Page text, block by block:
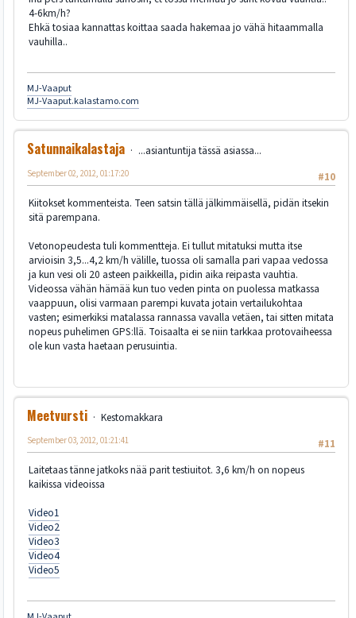
4-6km/h?
Ehkä tosiaa kannattas koittaa saada hakemaa jo vähä hitaammalla
vauhilla..
MJ-Vaaput
MJ-Vaaput.kalastamo.com
Satunnaikalastaja
...asiantuntija tässä asiassa...
#10
September 02, 2012, 01:17:20
Kiitokset kommenteista. Teen satsin tällä jälkimmäisellä, pidän itsekin
sitä parempana.
Vetonopeudesta tuli kommentteja. Ei tullut mitatuksi mutta itse
arvioisin 3,5...4,2 km/h välille, tuossa oli samalla pari vapaa vedossa
ja kun vesi oli 20 asteen paikkeilla, pidin aika reipasta vauhtia.
Videossa vähän hämää kun tuo veden pinta on puolessa matkassa
vaappuun, olisi varmaan parempi kuvata jotain vertailukohtaa
vasten; esimerkiksi matalassa rannassa vavalla vetäen, tai sitten mitata
nopeus puhelimen GPS:llä. Toisaalta ei se niin tarkkaa protovaiheessa
ole kun vasta haetaan perusuintia.
Meetvursti
Kestomakkara
#11
September 03, 2012, 01:21:41
Laitetaas tänne jatkoks nää parit testiuitot. 3,6 km/h on nopeus
kaikissa videoissa
Video1
Video2
Video3
Video4
Video5